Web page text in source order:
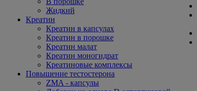
Жидкий
Креатин
Креатин в капсулах
Креатин в порошке
Креатин малат
Креатин моногидрат
Креатиновые комплексы
Повышение тестостерона
ZMA - капсулы